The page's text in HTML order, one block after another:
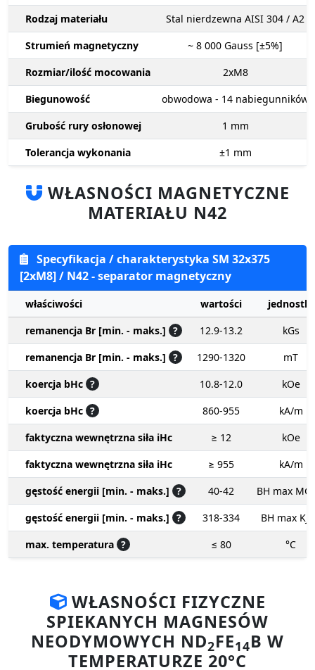
Rodzaj materiału
Stal nierdzewna AISI 304 / A2
Strumień magnetyczny
~ 8 000 Gauss [±5%]
Rozmiar/ilość mocowania
2xM8
Biegunowość
obwodowa - 14 nabiegunników
Grubość rury osłonowej
1 mm
Tolerancja wykonania
±1 mm
WŁASNOŚCI MAGNETYCZNE
MATERIAŁU N42
Specyfikacja / charakterystyka SM 32x375
[2xM8] / N42 - separator magnetyczny
właściwości wartości
jednostki
remanencja Br [min. - maks.] ? 12.9-13.2
kGs
remanencja Br [min. - maks.] ? 1290-1320
mT
koercja bHc ? 10.8-12.0
kOe
koercja bHc ? 860-955
kA/m
faktyczna wewnętrzna siła iHc
≥ 12
kOe
faktyczna wewnętrzna siła iHc
≥ 955
kA/m
gęstość energii [min. - maks.] ? 40-42
BH max
gęstość energii [min. - maks.] ? 318-334
BH max
max. temperatura ? ≤ 80 °C
WŁASNOŚCI FIZYCZNE
SPIEKANYCH MAGNESÓW
NEODYMOWYCH ND2FE14B W
TEMPERATURZE 20°C